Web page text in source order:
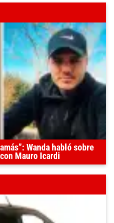
Wanda habló sobre
Mauro Icardi